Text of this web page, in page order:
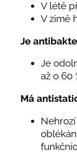
V létě
V zimě
Je
Je
až o 60
Má